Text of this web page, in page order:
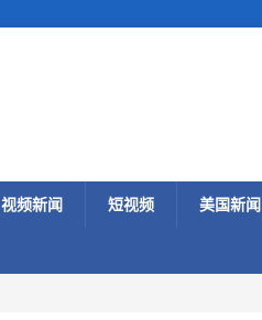
视频新闻 短视频 美国新闻